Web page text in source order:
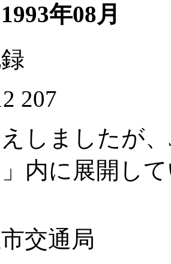
年08月
207
しましたが
内に展開し
交通局